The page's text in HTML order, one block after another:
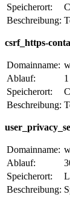
Speicherort:
Beschreibung:
csrf_https-
Domainname:
Ablauf:
Speicherort:
Beschreibung:
Domainname:
Ablauf:
Speicherort:
Beschreibung: